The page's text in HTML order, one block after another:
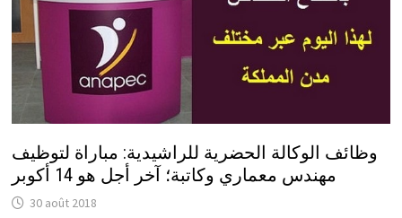
وظائف الوكالة الحضرية للراشيدية: مباراة لتوظيف
مهندس معماري وكاتبة؛ آخر أجل هو 14 أكوبر
30 août 2018